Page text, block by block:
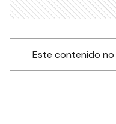
Este contenido